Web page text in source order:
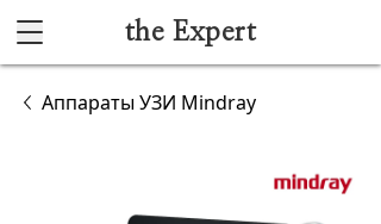
the Expert
Анестезиология и реанимация
Аппараты УЗИ Mindray